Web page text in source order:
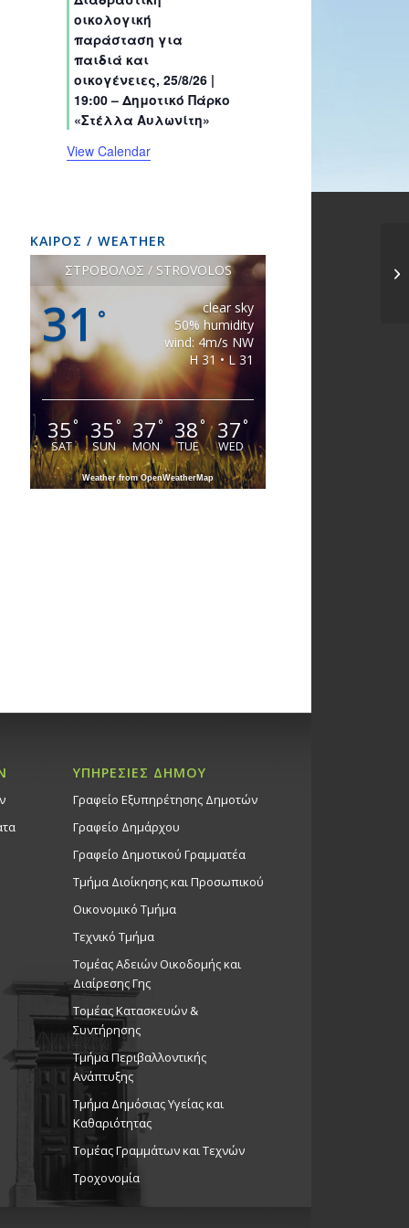
sssss
t
s
t
s
t
s
t
s
t
s
t
s
οικολογική
παράσταση για
παιδιά και
οικογένειες, 25/8/26 |
19:00 – Δημοτικό Πάρκο
«Στέλλα Αυλωνίτη»
View Calendar
ΚΑΙΡΟΣ / WEATHER
ΣΤΡΟΒΟΛΟΣ / STROVOLOS
31 °
clear sky
50% humidity
wind: 4m/s NW
H 31 • L 31
35°
SAT
35°
SUN
37°
MON
38°
TUE
37°
WED
Weather from OpenWeatherMap
ΥΠΗΡΕΣΙΕΣ ΔΗΜΟΥ
Γραφείο Εξυπηρέτησης Δημοτών
Γραφείο Δημάρχου
Γραφείο Δημοτικού Γραμματέα
Τμήμα Διοίκησης και Προσωπικού
Οικονομικό Τμήμα
Τεχνικό Τμήμα
Τομέας Αδειών Οικοδομής και
Διαίρεσης Γης
Τομέας Κατασκευών &
Συντήρησης
Τμήμα Περιβαλλοντικής
Ανάπτυξης
Tμήμα Δημόσιας Υγείας και
Καθαριότητας
Τομέας Γραμμάτων και Τεχνών
Τροχονομία